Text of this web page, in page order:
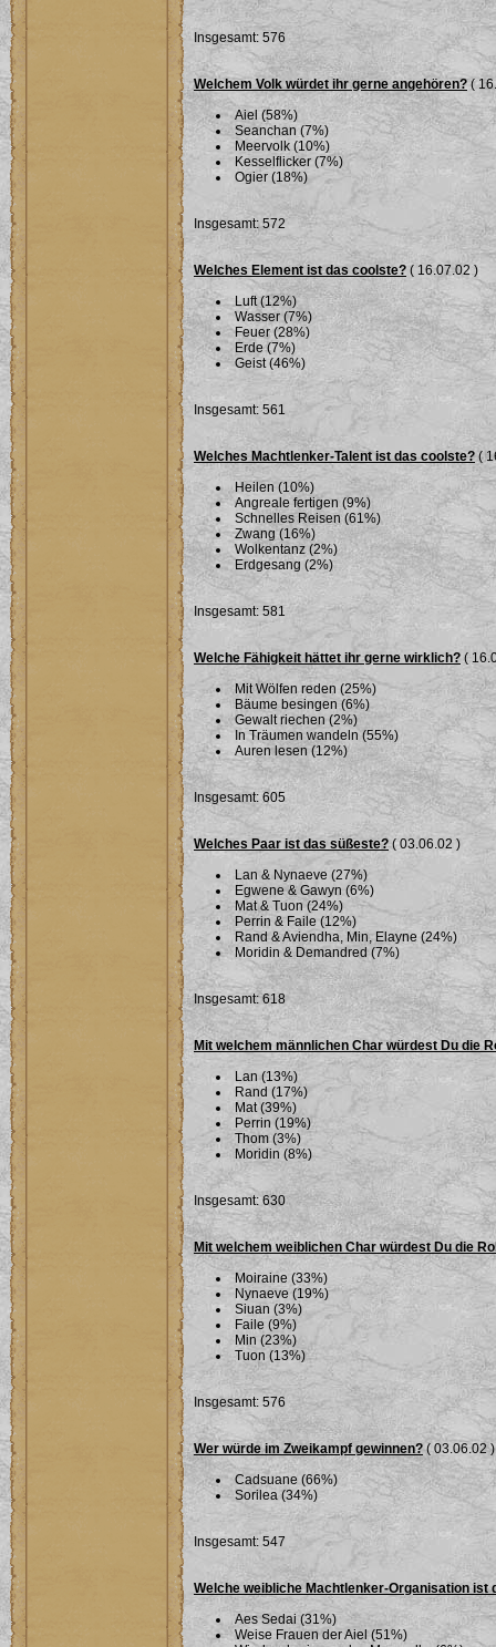
Insgesamt: 576
Welchem Volk würdet ihr gerne angehören?(
Aiel (58%)
Seanchan (7%)
Meervolk (10%)
Kesselflicker (7%)
Ogier (18%)
Insgesamt: 572
Welches Element ist das coolste? ( 16.07.02 )
Luft (12%)
Wasser (7%)
Feuer (28%)
Erde (7%)
Geist (46%)
Insgesamt: 561
Welches Machtlenker-Talent ist das coolste? (
Heilen (10%)
Angreale fertigen (9%)
Schnelles Reisen (61%)
Zwang (16%)
Wolkentanz (2%)
Erdgesang (2%)
Insgesamt: 581
Welche Fähigkeit hättet ihr gerne wirklich? (
Mit Wölfen reden (25%)
Bäume besingen (6%)
Gewalt riechen (2%)
In Träumen wandeln (55%)
Auren lesen (12%)
Insgesamt: 605
Welches Paar ist das süßeste?( 03.06.02 )
Lan & Nynaeve (27%)
Egwene & Gawyn (6%)
Mat & Tuon (24%)
Perrin & Faile (12%)
Rand & Aviendha, Min, Elayne (24%)
Moridin & Demandred (7%)
Insgesamt: 618
Mit welchem männlichen Char würdest Du die
Lan (13%)
Rand (17%)
Mat (39%)
Perrin (19%)
Thom (3%)
Moridin (8%)
Insgesamt: 630
Mit welchem weiblichen Char würdest Du die
Moiraine (33%)
Nynaeve (19%)
Siuan (3%)
Faile (9%)
Min (23%)
Tuon (13%)
Insgesamt: 576
Wer würde im Zweikampf gewinnen?( 03.06.02 )
Cadsuane (66%)
Sorilea (34%)
Insgesamt: 547
Welche weibliche Machtlenker-Organisation ist
Aes Sedai (31%)
Weise Frauen der Aiel (51%)